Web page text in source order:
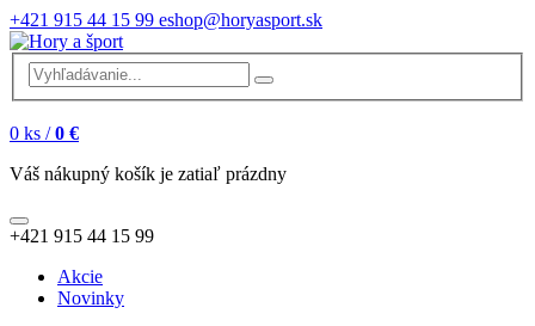
+421 915 44 15 99 eshop@horyasport.sk
0 ks / 0 €
Váš nákupný košík je zatiaľ prázdny
+421 915 44 15 99
Akcie
Novinky